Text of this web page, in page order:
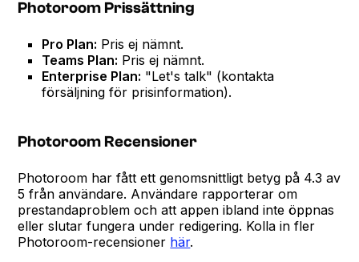
Photoroom Prissättning
Pro Plan: Pris ej nämnt.
Teams Plan: Pris ej nämnt.
Enterprise Plan: "Let's talk" (kontakta
försäljning för prisinformation).
Photoroom Recensioner
Photoroom har fått ett genomsnittligt betyg på 4.3 av
5 från användare. Användare rapporterar om
prestandaproblem och att appen ibland inte öppnas
eller slutar fungera under redigering. Kolla in fler
Photoroom-recensioner här.